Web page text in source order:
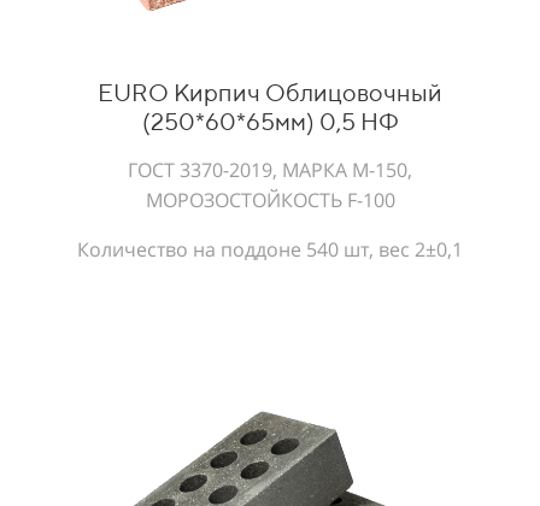
EURO Кирпич Облицовочный
(250*60*65мм) 0,5 НФ
ГОСТ 3370-2019, МАРКА М-150,
МОРОЗОСТОЙКОСТЬ F-100
Количество на поддоне 540 шт, вес 2±0,1